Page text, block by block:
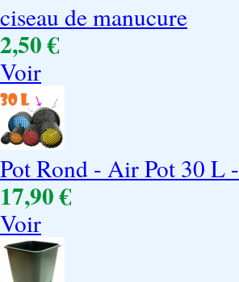
ciseau de manucure
2,50 €
Voir
Pot Rond - Air Pot 30 L -
17,90 €
Voir